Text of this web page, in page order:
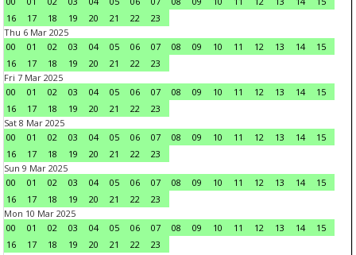
16
17 18 19 20 21 22
23
Thu 6 Mar 2025
00
01 02 03 04 05 06 07 08 09 10 11 12 13 14
15
16
17 18 19 20 21 22
23
Fri 7 Mar 2025
00
01 02 03 04 05 06 07 08 09 10 11 12 13 14
15
16
17 18 19 20 21 22
23
Sat 8 Mar 2025
00
01 02 03 04 05 06 07 08 09 10 11 12 13 14
15
16
17 18 19 20 21 22
23
Sun 9 Mar 2025
00
01 02 03 04 05 06 07 08 09 10 11 12 13 14
15
16
17 18 19 20 21 22
23
Mon 10 Mar 2025
00
01 02 03 04 05 06 07 08 09 10 11 12 13 14
15
16
17 18 19 20 21 22
23